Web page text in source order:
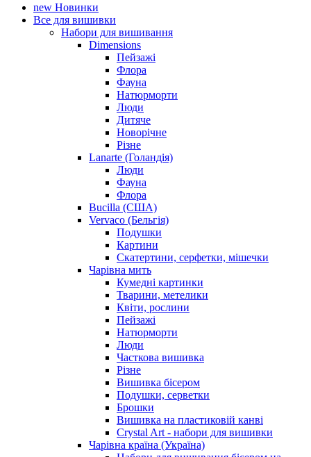
new Новинки
Все для вишивки
Набори для вишивання
Dimensions
Пейзажі
Флора
Фауна
Натюрморти
Люди
Дитяче
Новорічне
Різне
Lanarte (Голандія)
Люди
Фауна
Флора
Bucilla (США)
Vervaco (Бельгія)
Подушки
Картини
Скатертини, серфетки, мішечки
Чарiвна мить
Кумедні картинки
Тварини, метелики
Квіти, рослини
Пейзажі
Натюрморти
Люди
Часткова вишивка
Різне
Вишивка бісером
Подушки, серветки
Брошки
Вишивка на пластиковій канві
Crystal Art - набори для вишивки
Чарівна країна (Україна)